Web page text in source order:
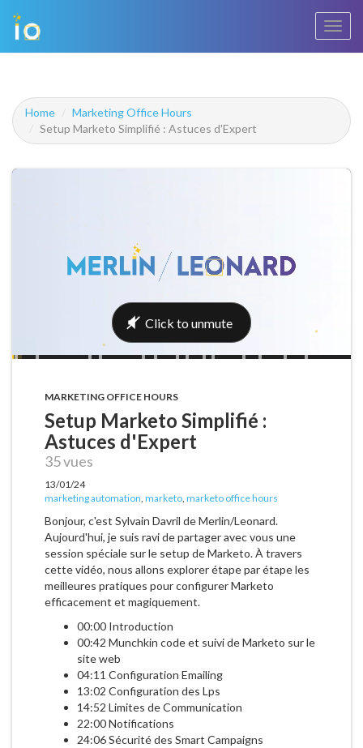
la
Home
Marketing Office Hours
Setup Marketo Simplifié : Astuces d'Expert
MARKETING OFFICE HOURS
Setup Marketo Simplifié :
Astuces d'Expert
35 vues
13/01/24
marketing automation, marketo, marketo office hours
Bonjour, c'est Sylvain Davril de Merlin/Leonard.
Aujourd'hui, je suis ravi de partager avec vous une
session spéciale sur le setup de Marketo. À travers
cette vidéo, nous allons explorer étape par étape les
meilleures pratiques pour configurer Marketo
efficacement et magiquement.
00:00 Introduction
00:42 Munchkin code et suivi de Marketo sur le
site web
04:11 Configuration Emailing
13:02 Configuration des Lps
14:52 Limites de Communication
22:00 Notifications
24:06 Sécurité des Smart Campaigns